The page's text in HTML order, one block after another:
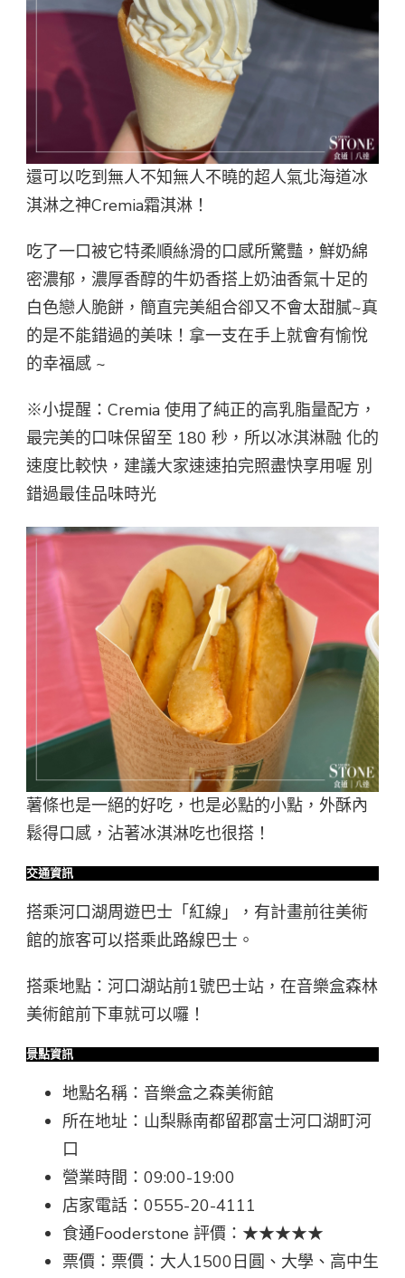
還可以吃到無人不知無人不曉的超人氣北海道冰
淇淋之神Cremia霜淇淋！
吃了一口被它特柔順絲滑的口感所驚豔，鮮奶綿
密濃郁，濃厚香醇的牛奶香搭上奶油香氣十足的
白色戀人脆餅，簡直完美組合卻又不會太甜膩~真
的是不能錯過的美味！拿一支在手上就會有愉悅
的幸福感 ~
※小提醒：Cremia 使用了純正的高乳脂量配方，
最完美的口味保留至 180 秒，所以冰淇淋融 化的
速度比較快，建議大家速速拍完照盡快享用喔 別
錯過最佳品味時光
薯條也是一絕的好吃，也是必點的小點，外酥內
鬆得口感，沾著冰淇淋吃也很搭！
交通資訊
搭乘河口湖周遊巴士「紅線」，有計畫前往美術
館的旅客可以搭乘此路線巴士。
搭乘地點：河口湖站前1號巴士站，在音樂盒森林
美術館前下車就可以囉！
景點資訊
地點名稱：音樂盒之森美術館
所在地址：山梨縣南都留郡富士河口湖町河
口
營業時間：09:00-19:00
店家電話：0555-20-4111
食通Fooderstone 評價：★★★★★
票價：票價：大人1500日圓、大學、高中生